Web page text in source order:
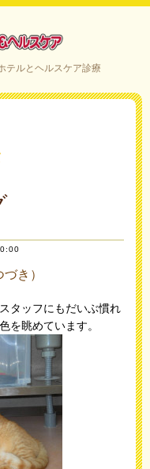
部市
テルとヘルスケア診療
き）
タッフにもだいぶ慣れ
を眺めています。